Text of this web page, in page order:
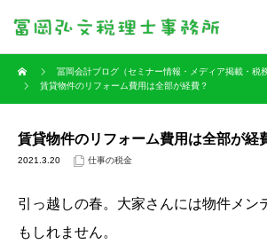
冨岡会計ブログ（セミナー情報・メディア掲載・税
賃貸物件のリフォーム費用は全部が経費？
賃貸物件のリフォーム費用は全部が経
2021.3.20 仕事の税金
引っ越しの春。大家さんには物件メン
もしれません。